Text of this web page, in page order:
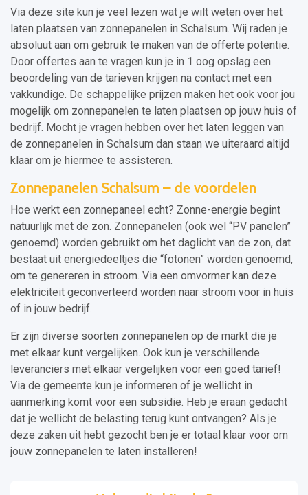
Via deze site kun je veel lezen wat je wilt weten over het
laten plaatsen van zonnepanelen in Schalsum. Wij raden je
absoluut aan om gebruik te maken van de offerte potentie.
Door offertes aan te vragen kun je in 1 oog opslag een
beoordeling van de tarieven krijgen na contact met een
vakkundige. De schappelijke prijzen maken het ook voor jou
mogelijk om zonnepanelen te laten plaatsen op jouw huis of
bedrijf. Mocht je vragen hebben over het laten leggen van
de zonnepanelen in Schalsum dan staan we uiteraard altijd
klaar om je hiermee te assisteren.
Zonnepanelen Schalsum – de voordelen
Hoe werkt een zonnepaneel echt? Zonne-energie begint
natuurlijk met de zon. Zonnepanelen (ook wel “PV panelen”
genoemd) worden gebruikt om het daglicht van de zon, dat
bestaat uit energiedeeltjes die “fotonen” worden genoemd,
om te genereren in stroom. Via een omvormer kan deze
elektriciteit geconverteerd worden naar stroom voor in huis
of in jouw bedrijf.
Er zijn diverse soorten zonnepanelen op de markt die je
met elkaar kunt vergelijken. Ook kun je verschillende
leveranciers met elkaar vergelijken voor een goed tarief!
Via de gemeente kun je informeren of je wellicht in
aanmerking komt voor een subsidie. Heb je eraan gedacht
dat je wellicht de belasting terug kunt ontvangen? Als je
deze zaken uit hebt gezocht ben je er totaal klaar voor om
jouw zonnepanelen te laten installeren!